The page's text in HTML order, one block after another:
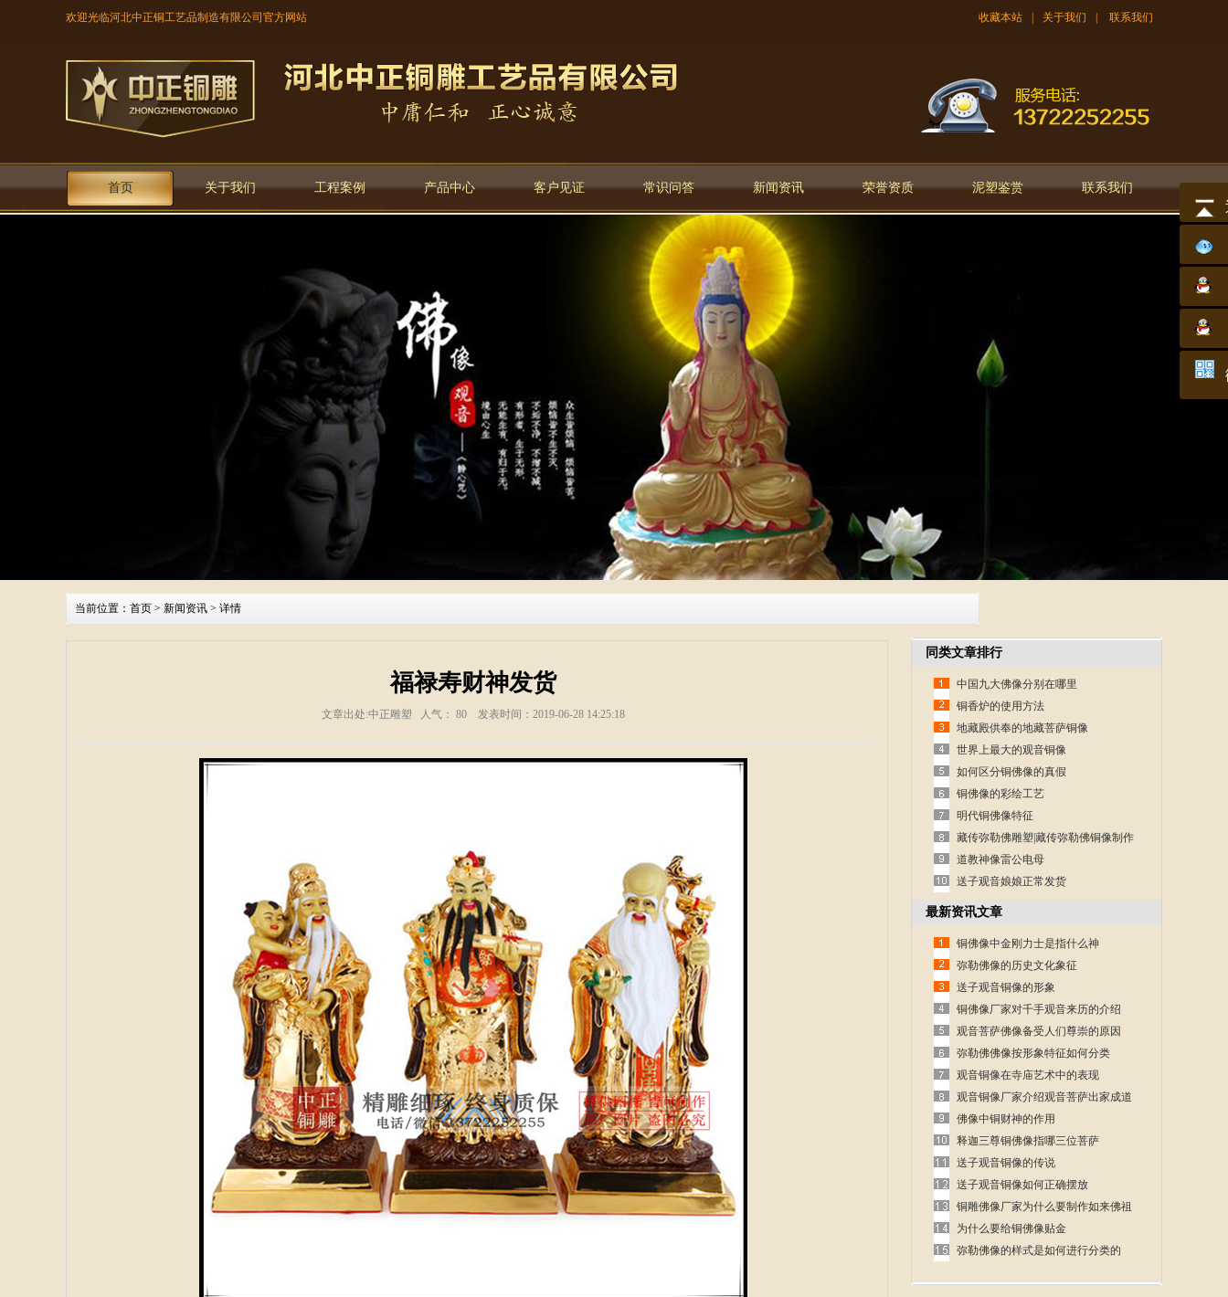
欢迎光临河北中正铜工艺品制造有限公司官方网站 收藏本站 关于我们 联系我们
首页 关于我们 工程案例 产品中心 客户见证 常识问答 新闻资讯 荣誉资质 泥塑鉴赏 联系我们
当前位置： 首页 > 新闻资讯 > 详情
福禄寿财神发货
文章出处:中正雕塑 人气： 80 发表时间：2019-06-28 14:25:18
同类文章排行
中国九大佛像分别在哪里
铜香炉的使用方法
地藏殿供奉的地藏菩萨铜像
世界上最大的观音铜像
如何区分铜佛像的真假
铜佛像的彩绘工艺
明代铜佛像特征
藏传弥勒佛雕塑|藏传弥勒佛铜像制作
道教神像雷公电母
送子观音娘娘正常发货
最新资讯文章
铜佛像中金刚力士是指什么神
弥勒佛像的历史文化象征
送子观音铜像的形象
铜佛像厂家对千手观音来历的介绍
观音菩萨佛像备受人们尊崇的原因
弥勒佛佛像按形象特征如何分类
观音铜像在寺庙艺术中的表现
观音铜像厂家介绍观音菩萨出家成道
的故事
佛像中铜财神的作用
释迦三尊铜佛像指哪三位菩萨
送子观音铜像的传说
送子观音铜像如何正确摆放
铜雕佛像厂家为什么要制作如来佛祖
呢
为什么要给铜佛像贴金
弥勒佛像的样式是如何进行分类的